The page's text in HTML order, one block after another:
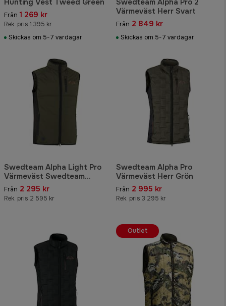
Från 1 269 kr
Rek. pris 1 395 kr
Skickas om 5-7 vardagar
Värmeväst Herr Svart
Från 2 849 kr
Skickas om 5-7 vardagar
Swedteam Alpha Light Pro
Värmeväst Swedteam
Green
Från 2 295 kr
Rek. pris 2 595 kr
Swedteam Alpha Pro
Värmeväst Herr Grön
Från 2 995 kr
Rek. pris 3 295 kr
Outlet